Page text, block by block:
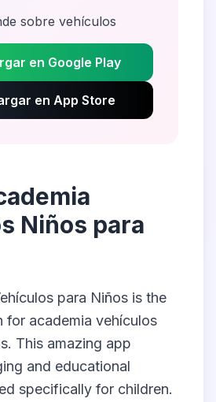
sobre vehículos
en Google Play
en App Store
Niños para
para Niños is the
for academia vehículos
. This amazing app
and educational
specifically for children.